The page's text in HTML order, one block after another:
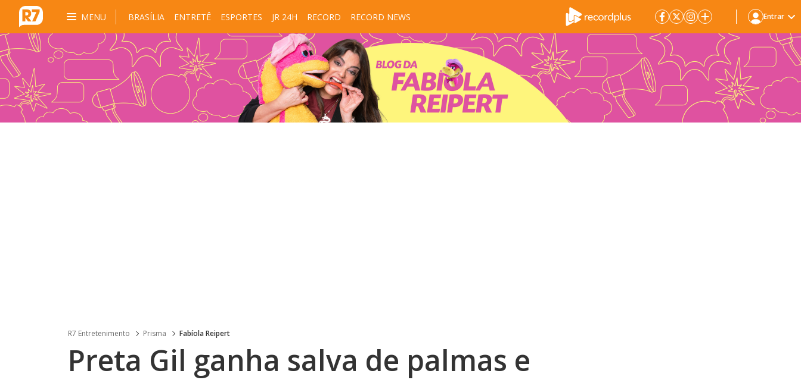
MENU BRASÍLIA ENTRETÊ ESPORTES JR 24H RECORD RECORD NEWS Entrar
R7 Entretenimento Prisma Fabíola Reipert
Preta Gil ganha salva de palmas e